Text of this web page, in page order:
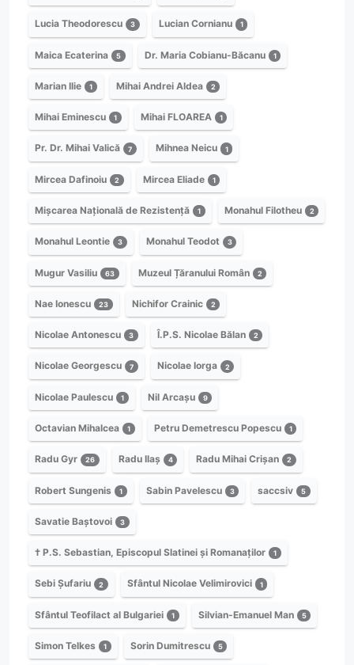
Lucia Theodorescu 3 Lucian Cornianu 1
Maica Ecaterina 5 Dr. Maria Cobianu-Băcanu 1
Marian Ilie 1 Mihai Andrei Aldea 2
Mihai Eminescu 1 Mihai FLOAREA 1
Pr. Dr. Mihai Valică 7 Mihnea Neicu 1
Mircea Dafinoiu 2 Mircea Eliade 1
Mișcarea Națională de Rezistență 1 Monahul Filotheu 2
Monahul Leontie 3 Monahul Teodot 3
Mugur Vasiliu 63 Muzeul Țăranului Român 2
Nae Ionescu 23 Nichifor Crainic 2
Nicolae Antonescu 3 Î.P.S. Nicolae Bălan 2
Nicolae Georgescu 7 Nicolae Iorga 2
Nicolae Paulescu 1 Nil Arcașu 9
Octavian Mihalcea 1 Petru Demetrescu Popescu 1
Radu Gyr 26 Radu Ilaș 4 Radu Mihai Crișan 2
Robert Sungenis 1 Sabin Pavelescu 3 saccsiv 5
Savatie Baștovoi 3
† P.S. Sebastian, Episcopul Slatinei și Romanaților 1
Sebi Șufariu 2 Sfântul Nicolae Velimirovici 1
Sfântul Teofilact al Bulgariei 1 Silvian-Emanuel Man 5
Simon Telkes 1 Sorin Dumitrescu 5